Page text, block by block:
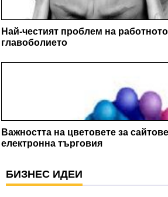
Най-честият проблем на
главоболието
Важността на цветовете за
електронна търговия
БИЗНЕС ИДЕИ